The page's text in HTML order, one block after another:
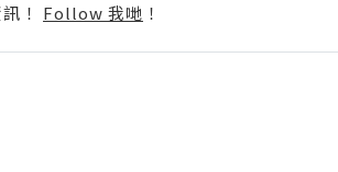
！ Follow 我哋 ！